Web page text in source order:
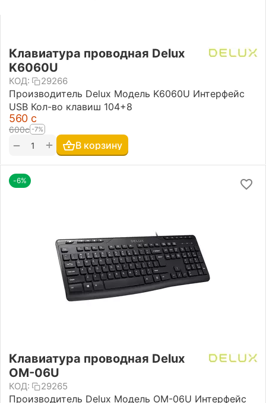
Клавиатура проводная Delux
K6060U
КОД: 29266
Производитель Delux Модель K6060U Интерфейс
USB Кол-во клавиш 104+8
‍560‍ с
‍600‍с -7%
+
− В корзину
-6%
Клавиатура проводная Delux
OM-06U
КОД: 29265
Производитель Delux Модель OM-06U Интерфейс